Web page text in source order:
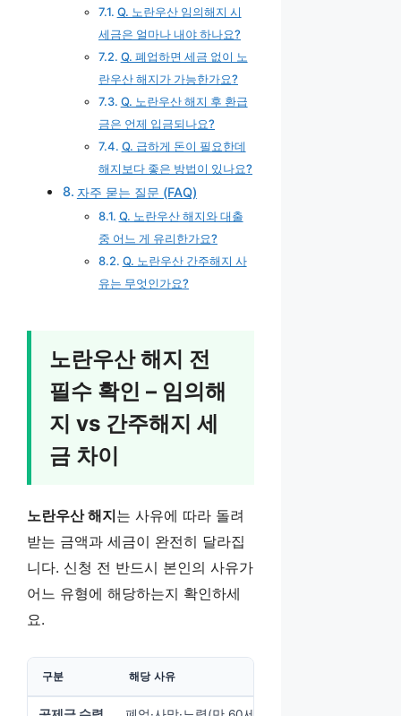
Q. 노란우산 임의해지 시
세금은 얼마나 내야 하나요?
Q. 폐업하면 세금 없이 노
란우산 해지가 가능한가요?
Q. 노란우산 해지 후 환급
금은 언제 입금되나요?
Q. 급하게 돈이 필요한데
해지보다 좋은 방법이 있나요?
자주 묻는 질문 (FAQ)
Q. 노란우산 해지와 대출
중 어느 게 유리한가요?
Q. 노란우산 간주해지 사
유는 무엇인가요?
노란우산 해지 전
필수 확인 – 임의해
지 vs 간주해지 세
금 차이
노란우산 해지는 사유에 따라 돌려
받는 금액과 세금이 완전히 달라집
니다. 신청 전 반드시 본인의 사유가
어느 유형에 해당하는지 확인하세
요.
구분 해당 사유